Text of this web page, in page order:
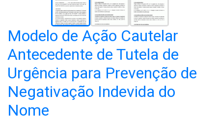
Modelo de Ação Cautelar
Antecedente de Tutela de
Urgência para Prevenção de
Negativação Indevida do
Nome